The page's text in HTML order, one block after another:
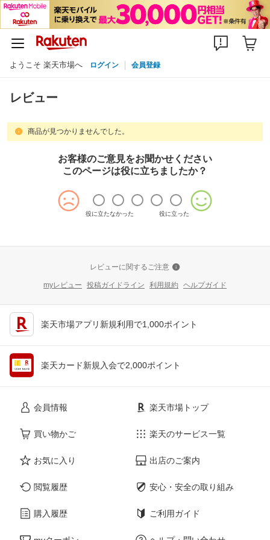
ようこそ 楽天市場へ ログイン 会員登録
レビュー
商品が見つかりませんでした。
お客様のご意見をお聞かせください
このページは役に立ちましたか？
役に立たなかった 役に立った
レビューに関するご注意
myレビュー 投稿ガイドライン 利用規約 ヘルプガイド
楽天市場アプリ新規利用で1,000ポイント
楽天カード新規入会で2,000ポイント
会員情報
買い物かご
お気に入り
閲覧履歴
購入履歴
楽天市場トップ
楽天のサービス一覧
出店のご案内
安心・安全の取り組み
ご利用ガイド